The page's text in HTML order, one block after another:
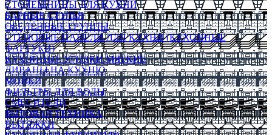
СТОЛЕШНИЦЫ ДЛЯ КУХНИ
БАРНЫЕ СТУЛЬЯ
ОБЕДЕННЫЕ ГРУППЫ
СТЕНОВЫЕ ПАНЕЛИ ДЛЯ КУХНИ (КУХОННЫЕ
ФАРТУКИ)
КУХОННЫЕ УГОЛКИ МЯГКИЕ
ДИВАНЫ НА КУХНЮ
МОЙКИ
ФИЛЬТРЫ ДЛЯ ВОДЫ
СМЕСИТЕЛИ
БЫТОВАЯ ТЕХНИКА
ВЫТЯЖКИ